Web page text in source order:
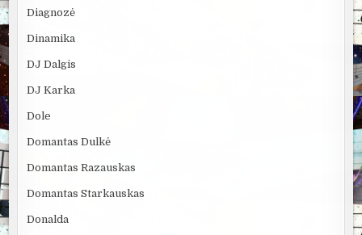
Diagnozė
Dinamika
DJ Dalgis
DJ Karka
Dole
Domantas Dulkė
Domantas Razauskas
Domantas Starkauskas
Donalda